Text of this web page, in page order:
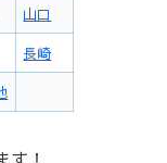
山口
長崎